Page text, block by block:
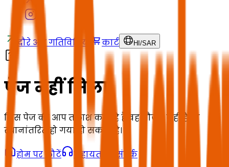
दौरे और गतिविधियाँ कार्ट HI /SAR
पेज नहीं मिला
जिस पेज की आप तलाश कर रहे हैं वह मौजूद नहीं है या
स्थानांतरित हो गया हो सकता है।
होम पर लौटें सहायता से संपर्क